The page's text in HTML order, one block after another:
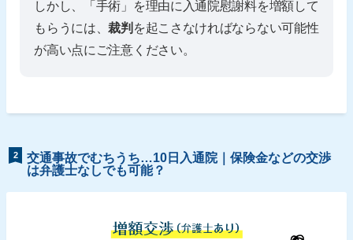
しかし、「手術」を理由に入通院慰謝料を増額して
もらうには、裁判 を起こさなければならない可能性
が高い点にご注意ください。
2
交通事故でむちうち…10日入通院｜保険金などの交渉
は弁護士なしでも可能？